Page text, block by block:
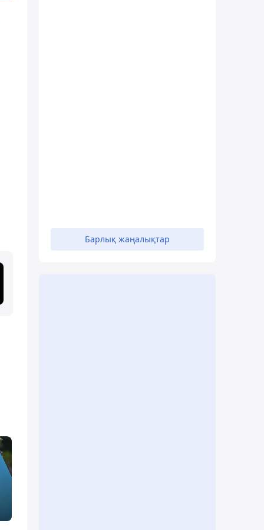
Барлық жаңалықтар